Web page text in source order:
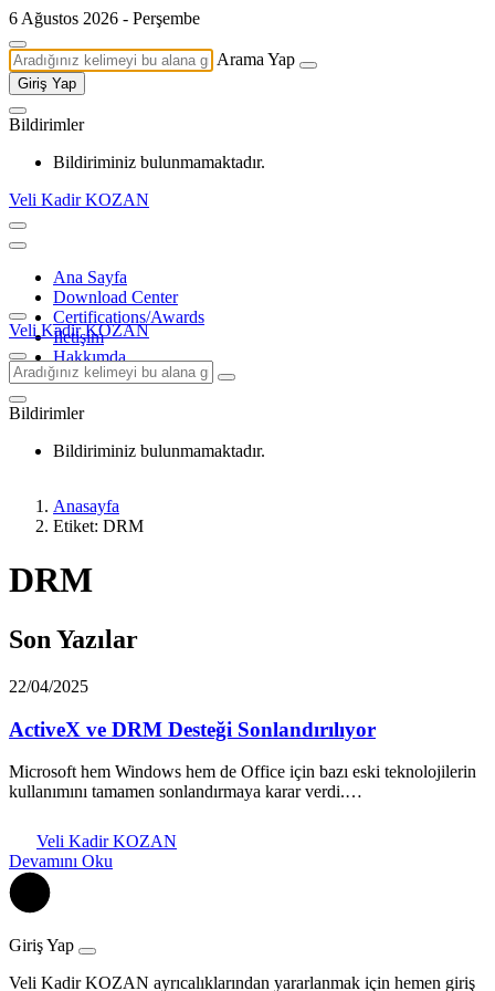
6 Ağustos 2026 - Perşembe
Arama Yap
Giriş Yap
Bildirimler
Bildiriminiz bulunmamaktadır.
Veli Kadir KOZAN
Ana Sayfa
Download Center
Certifications/Awards
İletişim
Hakkımda
Veli Kadir KOZAN
Bildirimler
Bildiriminiz bulunmamaktadır.
Anasayfa
Etiket: DRM
DRM
Son Yazılar
22/04/2025
ActiveX ve DRM Desteği Sonlandırılıyor
Microsoft hem Windows hem de Office için bazı eski teknolojilerin
kullanımını tamamen sonlandırmaya karar verdi.…
Veli Kadir KOZAN
Devamını Oku
Giriş Yap
Veli Kadir KOZAN ayrıcalıklarından yararlanmak için hemen giriş